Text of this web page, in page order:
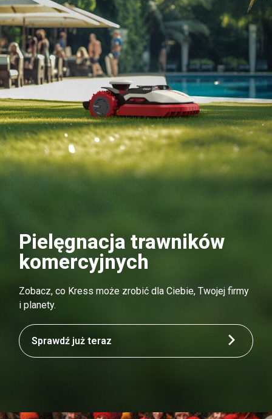
Pielęgnacja trawników
komercyjnych
Zobacz, co Kress może zrobić dla Ciebie, Twojej firmy
i planety.
Sprawdź już teraz